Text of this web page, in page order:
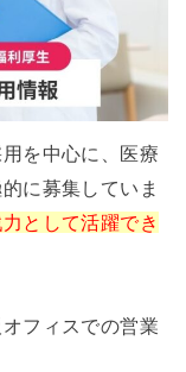
を中心に、医療
に募集していま
として活躍でき
フィスでの営業